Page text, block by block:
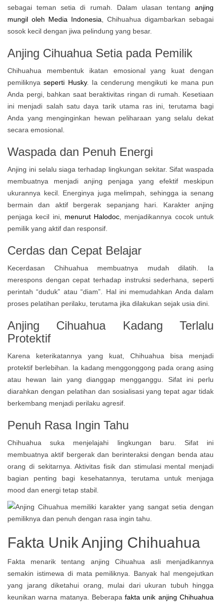
sebagai teman setia di rumah. Dalam ulasan tentang anjing
mungil oleh Media Indonesia , Chihuahua digambarkan sebagai
sosok kecil dengan jiwa pelindung yang besar.
Anjing Cihuahua Setia pada Pemilik
Chihuahua membentuk ikatan emosional yang kuat dengan
pemiliknyaseperti Husky. Ia cenderung mengikuti ke mana pun
Anda pergi, bahkan saat beraktivitas ringan di rumah. Kesetiaan
ini menjadi salah satu daya tarik utama ras ini, terutama bagi
Anda yang menginginkan hewan peliharaan yang selalu dekat
secara emosional.
Waspada dan Penuh Energi
Anjing ini selalu siaga terhadap lingkungan sekitar. Sifat waspada
membuatnya menjadi anjing penjaga yang efektif meskipun
ukurannya kecil. Energinya juga melimpah, sehingga ia senang
bermain dan aktif bergerak sepanjang hari. Karakter anjing
penjaga kecil ini, menurut Halodoc , menjadikannya cocok untuk
pemilik yang aktif dan responsif.
Cerdas dan Cepat Belajar
Kecerdasan Chihuahua membuatnya mudah dilatih. Ia
merespons dengan cepat terhadap instruksi sederhana, seperti
perintah “duduk” atau “diam”. Hal ini memudahkan Anda dalam
proses pelatihan perilaku, terutama jika dilakukan sejak usia dini.
Anjing Cihuahua Kadang Terlalu
Protektif
Karena keterikatannya yang kuat, Chihuahua bisa menjadi
protektif berlebihan. Ia kadang menggonggong pada orang asing
atau hewan lain yang dianggap mengganggu. Sifat ini perlu
diarahkan dengan pelatihan dan sosialisasi yang tepat agar tidak
berkembang menjadi perilaku agresif.
Penuh Rasa Ingin Tahu
Chihuahua suka menjelajahi lingkungan baru. Sifat ini
membuatnya aktif bergerak dan berinteraksi dengan benda atau
orang di sekitarnya. Aktivitas fisik dan stimulasi mental menjadi
bagian penting bagi kesehatannya, terutama untuk menjaga
mood dan energi tetap stabil.
Fakta Unik Anjing Chihuahua
Fakta menarik tentang anjing Cihuahua asli menjadikannya
semakin istimewa di mata pemiliknya. Banyak hal mengejutkan
yang jarang diketahui orang, mulai dari ukuran tubuh hingga
keunikan warna matanya. Beberapa fakta unik anjing Chihuahua